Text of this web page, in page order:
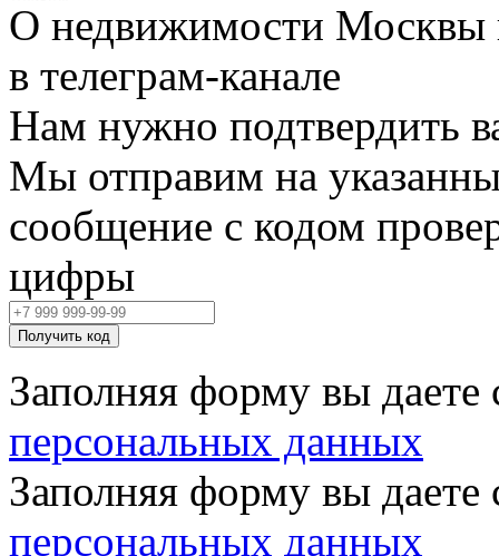
О недвижимости Москвы
в телеграм‑канале
Нам нужно подтвердить
Мы отправим на
сообщение с кодом
цифры
Получить код
Заполняя форму вы даете
персональных данных
Заполняя форму вы даете
персональных данных